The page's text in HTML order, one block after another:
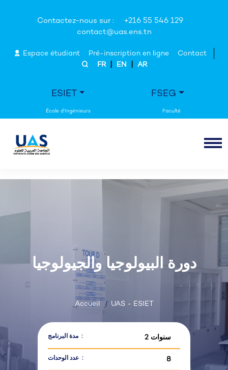
Contactez-nous sur :
+216 55 546 129
contact@uas.ens.tn
Espace étudiant Pré-inscription en ligne
Contact
FR
EN AR
ESIET FSEG
دورة البيولوجيا والجيولوجيا
Accueil UAS - ESIET
مدة البرنامج : 2 سنوات
عدد الوحدات : 8